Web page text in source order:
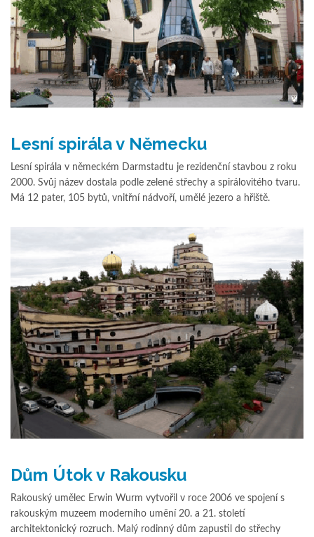
Lesní spirála v Německu
Lesní spirála v německém Darmstadtu je rezidenční stavbou z roku
2000. Svůj název dostala podle zelené střechy a spirálovitého tvaru.
Má 12 pater, 105 bytů, vnitřní nádvoří, umělé jezero a hřiště.
Dům Útok v Rakousku
Rakouský umělec Erwin Wurm vytvořil v roce 2006 ve spojení s
rakouským muzeem moderního umění 20. a 21. století
architektonický rozruch. Malý rodinný dům zapustil do střechy